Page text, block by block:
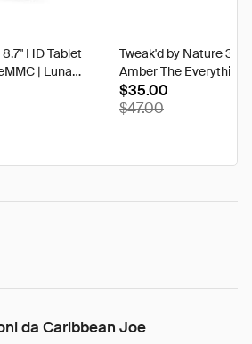
HD Tablet
| Luna
Tweak'd by Nature 3
Amber The Everything
$35.00
$47.00
da Caribbean Joe